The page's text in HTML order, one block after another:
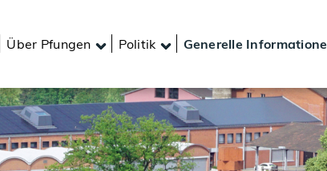
Über Pfungen Politik Generelle